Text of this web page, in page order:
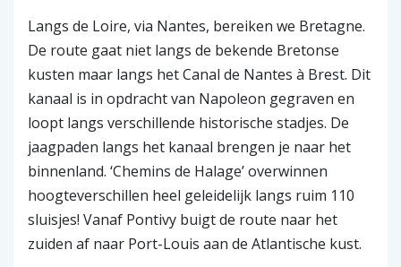
Langs de Loire, via Nantes, bereiken we Bretagne.
De route gaat niet langs de bekende Bretonse
kusten maar langs het Canal de Nantes à Brest. Dit
kanaal is in opdracht van Napoleon gegraven en
loopt langs verschillende historische stadjes. De
jaagpaden langs het kanaal brengen je naar het
binnenland. ‘Chemins de Halage’ overwinnen
hoogteverschillen heel geleidelijk langs ruim 110
sluisjes! Vanaf Pontivy buigt de route naar het
zuiden af naar Port-Louis aan de Atlantische kust.